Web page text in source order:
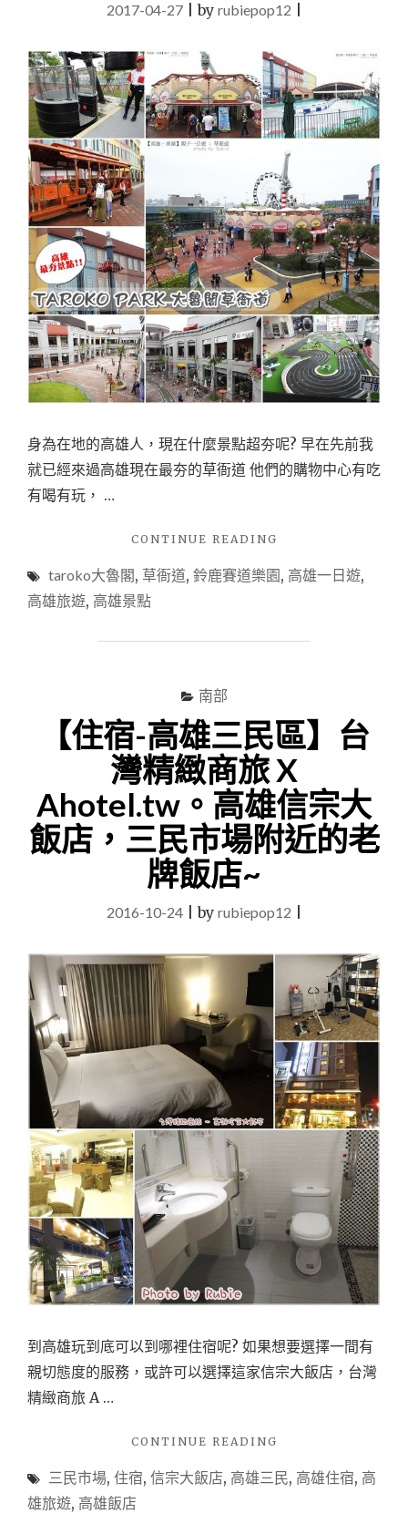
轉
小
確
幸
之
航
海
風
格
旅
店。"
2017-04-27|by rubiepop12
身為在地的高雄人，現在什麼景點超夯呢? 早在先前我
就已經來過高雄現在最夯的草衙道 他們的購物中心有吃
有喝有玩， …
CONTINUE READING
一
必
玩
景
點。
TAROKO
草
衙
鹿
道
園
玩
翻
天!!"
taroko大魯閣, 草衙道, 鈴鹿賽道樂園, 高雄一日遊,
高雄旅遊, 高雄景點
南部
【住宿-高雄三民區】台
灣精緻商旅 X
Ahotel.tw。高雄信宗大
飯店，三民市場附近的老
牌飯店~
2016-10-24|by rubiepop12
到高雄玩到底可以到哪裡住宿呢? 如果想要選擇一間有
親切態度的服務，或許可以選擇這家信宗大飯店，台灣
精緻商旅 A …
CONTINUE READING
高
三民市場, 住宿, 信宗大飯店, 高雄三民, 高雄住宿, 高
雄旅遊, 高雄飯店